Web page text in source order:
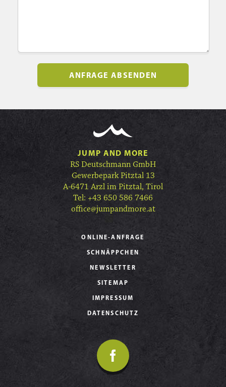
JUMP AND MORE
RS Deutschmann GmbH
Gewerbepark Pitztal 13
A-6471 Arzl im Pitztal, Tirol
Tel: +43 650 586 7466
office@jumpandmore.at
ONLINE-ANFRAGE
SCHNÄPPCHEN
NEWSLETTER
SITEMAP
IMPRESSUM
DATENSCHUTZ